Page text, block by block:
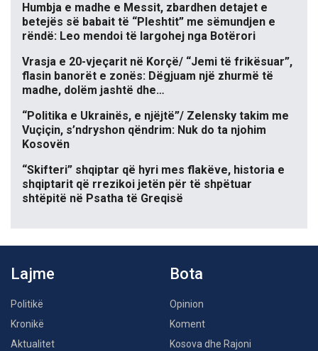
Humbja e madhe e Messit, zbardhen detajet e
betejës së babait të “Pleshtit” me sëmundjen e
rëndë: Leo mendoi të largohej nga Botërori
Vrasja e 20-vjeçarit në Korçë/ “Jemi të frikësuar”,
flasin banorët e zonës: Dëgjuam një zhurmë të
madhe, dolëm jashtë dhe…
“Politika e Ukrainës, e njëjtë”/ Zelensky takim me
Vuçiçin, s’ndryshon qëndrim: Nuk do ta njohim
Kosovën
“Skifteri” shqiptar që hyri mes flakëve, historia e
shqiptarit që rrezikoi jetën për të shpëtuar
shtëpitë në Psatha të Greqisë
Lajme
Politikë
Kronikë
Aktualitet
Bota
Opinion
Koment
Kosova dhe Rajoni